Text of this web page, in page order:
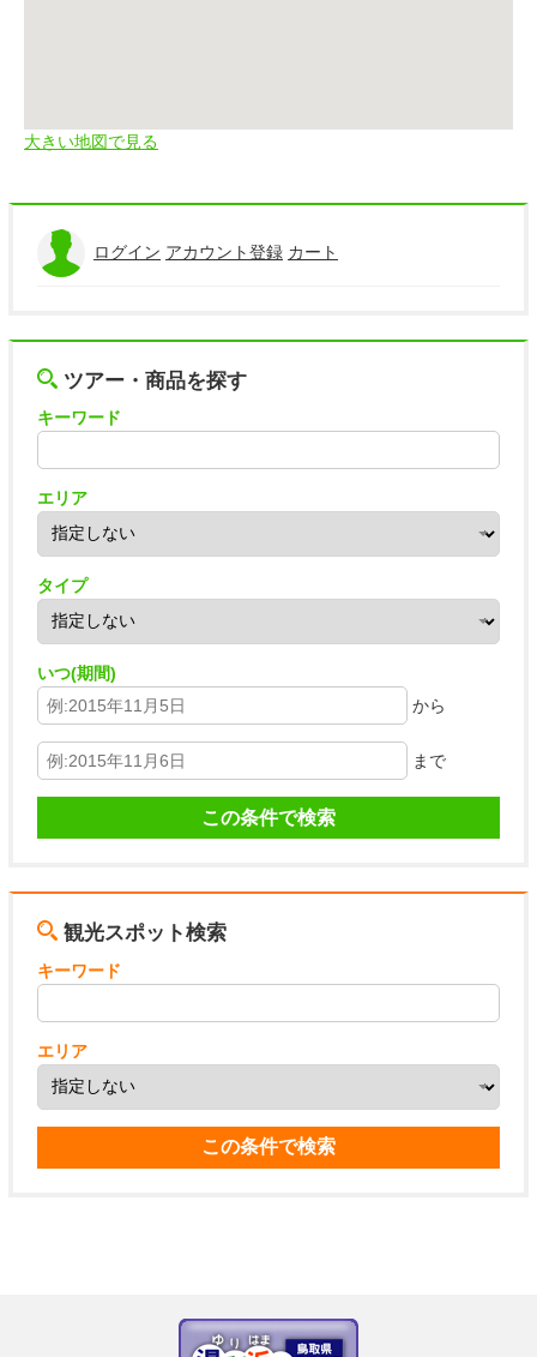
大きい地図で見る
ログイン アカウント登録 カート
ツアー・商品を探す
キーワード
エリア
タイプ
いつ(期間)
から
まで
観光スポット検索
キーワード
エリア